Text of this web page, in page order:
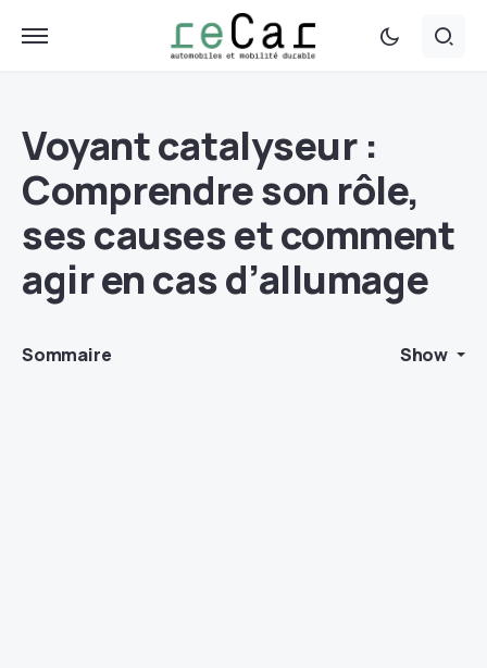
Voyant catalyseur :
Comprendre son rôle,
ses causes et comment
agir en cas d’allumage
Sommaire Show